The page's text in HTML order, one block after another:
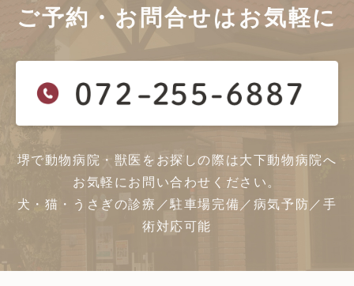
ご予約・お問合せは お気軽に
堺で動物病院・獣医をお探しの際は大下動物病院へ
お気軽にお問い合わせください。
犬・猫・うさぎの診療／駐車場完備／病気予防／手
術対応可能